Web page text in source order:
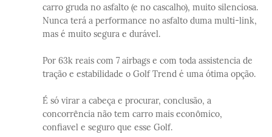
carro gruda no asfalto (e no cascalho), muito silenciosa.
Nunca terá a performance no asfalto duma multi-link,
mas é muito segura e durável.
Por 63k reais com 7 airbags e com toda assistencia de
tração e estabilidade o Golf Trend é uma ótima opção.
É só virar a cabeça e procurar, conclusão, a
concorrência não tem carro mais econômico,
confiavel e seguro que esse Golf.